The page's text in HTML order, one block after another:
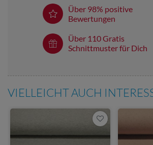
Über 98% positive
Bewertungen
Über 110 Gratis
Schnittmuster für Dich
VIELLEICHT AUCH